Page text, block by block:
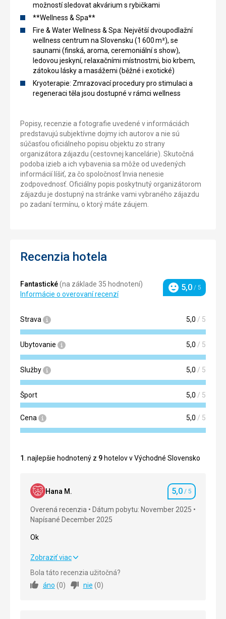
možností sledovat akvárium s rybičkami
**Wellness & Spa**
Fire & Water Wellness & Spa: Největší dvoupodlažní
wellness centrum na Slovensku (1 600 m²), se
saunami (finská, aroma, ceremoniální s show),
ledovou jeskyní, relaxačními místnostmi, bio krbem,
zátokou lásky a masážemi (běžné i exotické)
Kryoterapie: Zmrazovací procedury pro stimulaci a
regeneraci těla jsou dostupné v rámci wellness
Popisy, recenzie a fotografie uvedené v informáciách
predstavujú subjektívne dojmy ich autorov a nie sú
súčasťou oficiálneho popisu objektu zo strany
organizátora zájazdu (cestovnej kancelárie). Skutočná
podoba izieb a ich vybavenia sa môže od uvedených
informácií líšiť, za čo spoločnosť Invia nenesie
zodpovednosť. Oficiálny popis poskytnutý organizátorom
zájazdu je dostupný na stránke vami vybraného zájazdu
po zadaní termínu, o ktorý máte záujem.
Recenzia hotela
Fantastické(na základe 35 hodnotení)
Informácie o overovaní recenzí
Hodnotenie
5,0 / 5
Strava 5,0 / 5
Ubytovanie 5,0 / 5
Služby 5,0 / 5
Šport 5,0 / 5
Cena 5,0 / 5
1 . najlepšie hodnotený z 9 hotelov v Východné Slovensko
Hana M. Hodnotenie
5,0 / 5
Overená recenzia
Dátum pobytu: November 2025
Napísané December 2025
Ok
Ok
Strava
Zobraziť viac
Bola táto recenzia užitočná?
áno (0) nie (0)